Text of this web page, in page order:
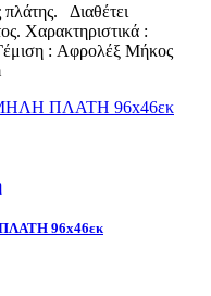
Διαθέτει
Χαρακτηριστικά :
: Αφρολέξ Μήκος
96x46εκ